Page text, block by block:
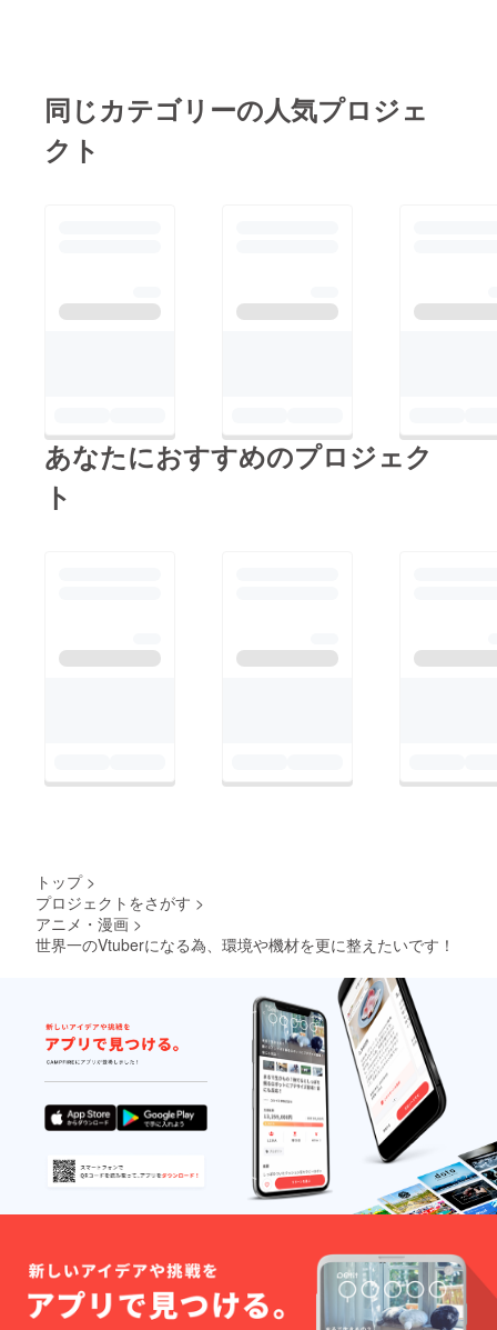
同じカテゴリーの人気プロジェ
クト
あなたにおすすめのプロジェク
ト
トップ >
プロジェクトをさがす >
アニメ・漫画 >
世界一のVtuberになる為、環境や機材を更に整えたいです！